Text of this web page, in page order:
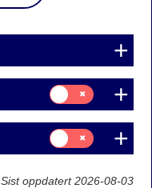
Samtykke
til:
Statistikk
Samtykke
til:
Markedsføring
Sist oppdatert 2026-08-03